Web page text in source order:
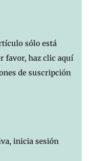
sólo está
favor, haz clic aquí
de suscripción
inicia sesión